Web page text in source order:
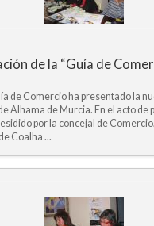
de la “Guía de
de Comercio ha presentado la
Alhama de Murcia. En el acto de
por la concejal de
Coalha ...